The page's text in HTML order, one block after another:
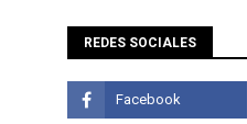
REDES SOCIALES